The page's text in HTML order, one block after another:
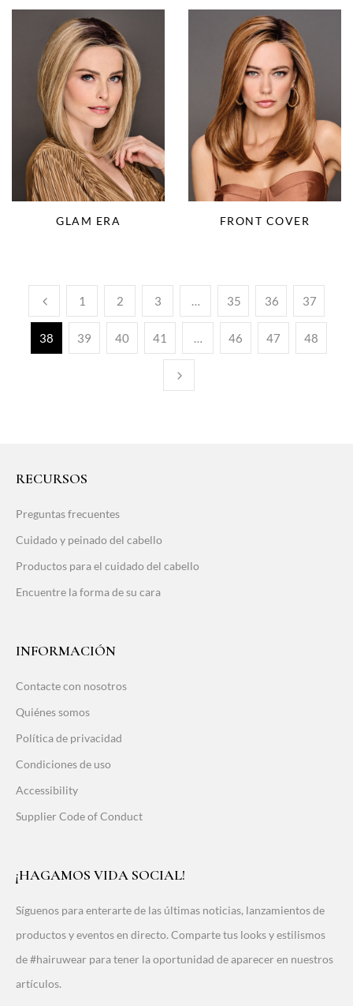
GLAM ERA FRONT COVER
1 2 3 … 35 36 37
38 39 40 41 … 46 47 48
RECURSOS
Preguntas frecuentes
Cuidado y peinado del cabello
Productos para el cuidado del cabello
Encuentre la forma de su cara
INFORMACIÓN
Contacte con nosotros
Quiénes somos
Política de privacidad
Condiciones de uso
Accessibility
Supplier Code of Conduct
¡HAGAMOS VIDA SOCIAL!
Síguenos para enterarte de las últimas noticias, lanzamientos de
productos y eventos en directo. Comparte tus looks y estilismos
de #hairuwear para tener la oportunidad de aparecer en nuestros
artículos.